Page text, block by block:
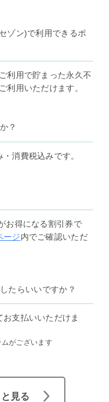
ゾン)で利用できるポ
利用で貯まった永久不
利用いただけます。
？
消費税込みです。
お得になる割引券で
ージ内でご確認いただ
たらいいですか？
支払いいただけま
がございます
見る